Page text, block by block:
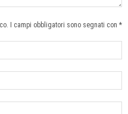
I campi obbligatori sono segnati con *